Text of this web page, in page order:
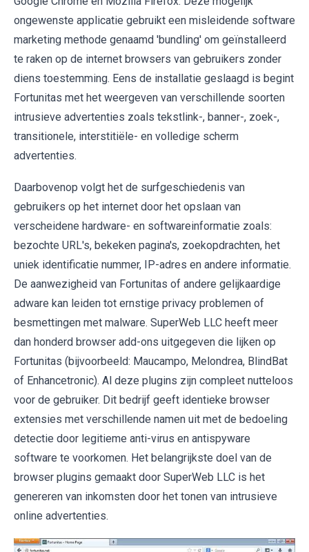
ongewenste applicatie gebruikt een misleidende software
marketing methode genaamd 'bundling' om geïnstalleerd
te raken op de internet browsers van gebruikers zonder
diens toestemming. Eens de installatie geslaagd is begint
Fortunitas met het weergeven van verschillende soorten
intrusieve advertenties zoals tekstlink-, banner-, zoek-,
transitionele, interstitiële- en volledige scherm
advertenties.
Daarbovenop volgt het de surfgeschiedenis van
gebruikers op het internet door het opslaan van
verscheidene hardware- en softwareinformatie zoals:
bezochte URL's, bekeken pagina's, zoekopdrachten, het
uniek identificatie nummer, IP-adres en andere informatie.
De aanwezigheid van Fortunitas of andere gelijkaardige
adware kan leiden tot ernstige privacy problemen of
besmettingen met malware. SuperWeb LLC heeft meer
dan honderd browser add-ons uitgegeven die lijken op
Fortunitas (bijvoorbeeld: Maucampo, Melondrea, BlindBat
of Enhancetronic). Al deze plugins zijn compleet nutteloos
voor de gebruiker. Dit bedrijf geeft identieke browser
extensies met verschillende namen uit met de bedoeling
detectie door legitieme anti-virus en antispyware
software te voorkomen. Het belangrijkste doel van de
browser plugins gemaakt door SuperWeb LLC is het
genereren van inkomsten door het tonen van intrusieve
online advertenties.